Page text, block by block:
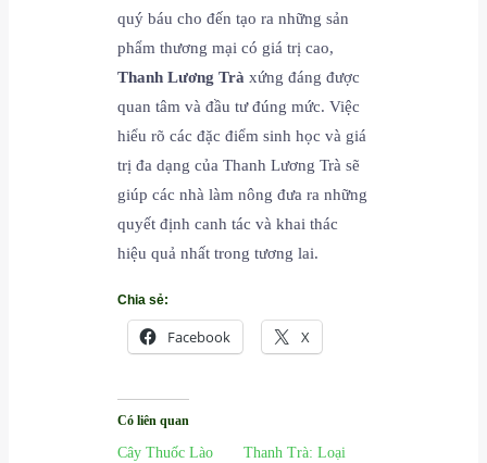
quý báu cho đến tạo ra những sản
phẩm thương mại có giá trị cao,
Thanh Lương Tràxứng đáng được
quan tâm và đầu tư đúng mức. Việc
hiểu rõ các đặc điểm sinh học và giá
trị đa dạng của Thanh Lương Trà sẽ
giúp các nhà làm nông đưa ra những
quyết định canh tác và khai thác
hiệu quả nhất trong tương lai.
Chia sẻ:
Facebook X
Có liên quan
Cây Thuốc Lào Thanh Trà: Loại